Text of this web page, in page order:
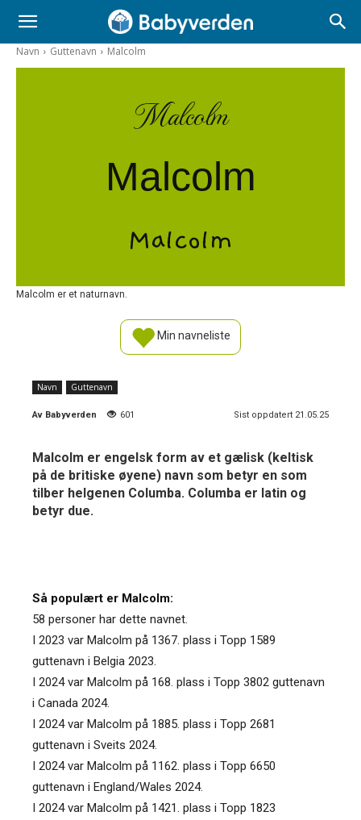
Navn Guttenavn Malcolm
Malcolm
Malcolm
Malcolm
Malcolm er et naturnavn.
Min navneliste
Navn Guttenavn
Av Babyverden 601 Sist oppdatert 21.05.25
Malcolm er engelsk form av et gælisk (keltisk
på de britiske øyene) navn som betyr en som
tilber helgenen Columba. Columba er latin og
betyr due.
Så populært er Malcolm:
58 personer har dette navnet.
I 2023 var Malcolm på 1367. plass i Topp 1589
guttenavn i Belgia 2023.
I 2024 var Malcolm på 168. plass i Topp 3802 guttenavn
i Canada 2024.
I 2024 var Malcolm på 1885. plass i Topp 2681
guttenavn i Sveits 2024.
I 2024 var Malcolm på 1162. plass i Topp 6650
guttenavn i England/Wales 2024.
I 2024 var Malcolm på 1421. plass i Topp 1823